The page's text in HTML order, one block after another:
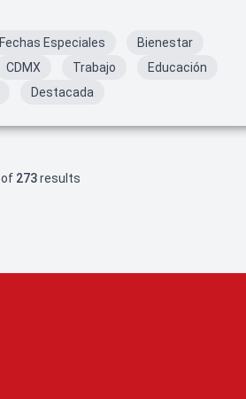
Fechas Especiales
Bienestar
CDMX Trabajo
Educación
Destacada
of 273results